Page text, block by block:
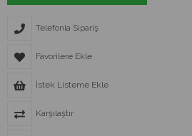
Telefonla Sipariş
Favorilere Ekle
İstek Listeme Ekle
Karşılaştır